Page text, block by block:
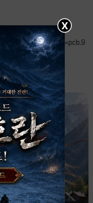
X